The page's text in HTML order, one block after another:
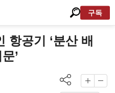
구독
항공기 ‘분산 배
’